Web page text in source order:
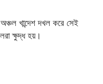
অঞ্চল খান্দেশ দখল করে সেই
ক্ষুদ্ধ হয়।